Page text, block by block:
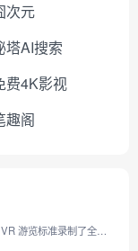
次元
塔AI搜索
费4K影视
趣阁
美璟克隆地球计划，采用 8K+ 级 VR 游览标准录制了全球数百个名胜古迹、城市风景的 360° VR 全景录像